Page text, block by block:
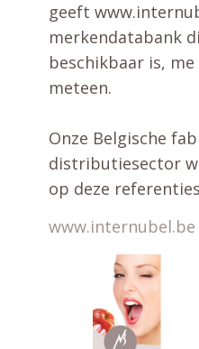
geeft
merkendatabank
beschikbaar is,
meteen.
Onze Belgische
distributiesector
op deze
www.internubel.be